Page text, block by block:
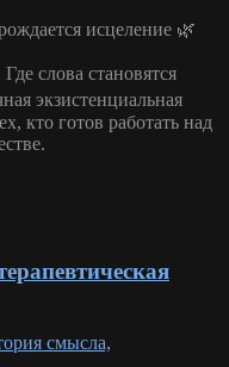
исцеление 🌿
слова становятся
экзистенциальная
кто готов работать над